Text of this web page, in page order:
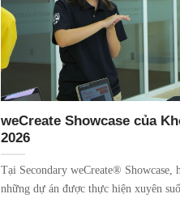
weCreate Showcase của
2026
Tại Secondary weCreate®
những dự án được thực hiện xuyên